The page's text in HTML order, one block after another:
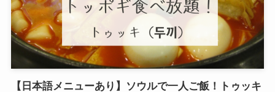
【日本語メニューあり】ソウルで一人ご飯！トゥッキ